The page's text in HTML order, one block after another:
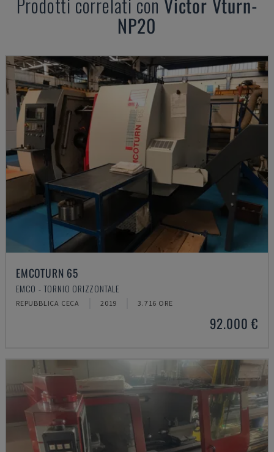
NP20
EMCOTURN 65
EMCO - TORNIO ORIZZONTALE
REPUBBLICA CECA 2019 3.716 ORE
92.000 €